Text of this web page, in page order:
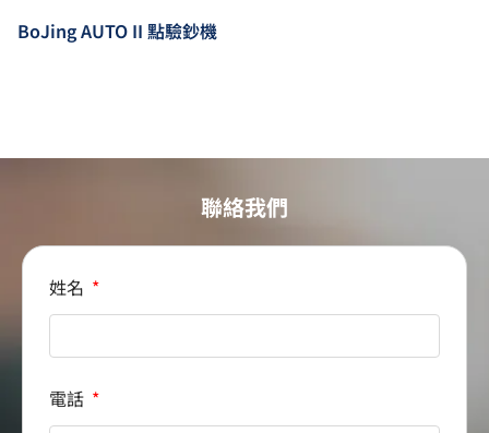
BoJing AUTO II 點驗鈔機
聯絡我們
姓名
電話